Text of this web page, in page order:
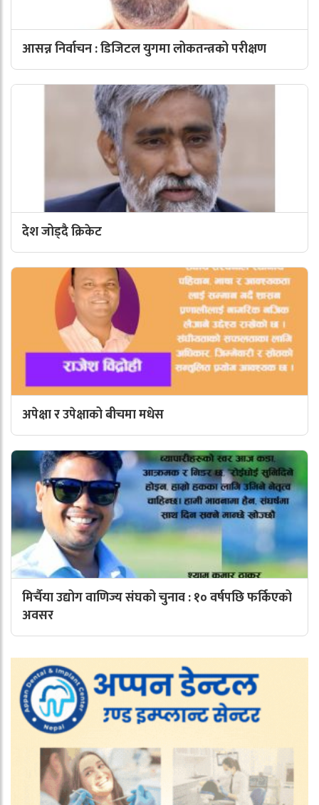
आसन्न निर्वाचन : डिजिटल युगमा लोकतन्त्रको परीक्षण
देश जोड्दै क्रिकेट
अपेक्षा र उपेक्षाको बीचमा मधेस
मिर्चैया उद्योग वाणिज्य संघको चुनाव : १० वर्षपछि फर्किएको
अवसर